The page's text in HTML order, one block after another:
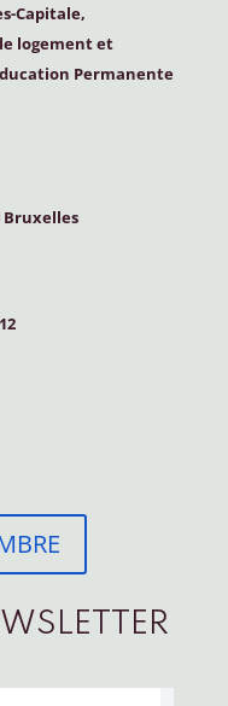
Capitale,
logement et
Permanente
Bruxelles